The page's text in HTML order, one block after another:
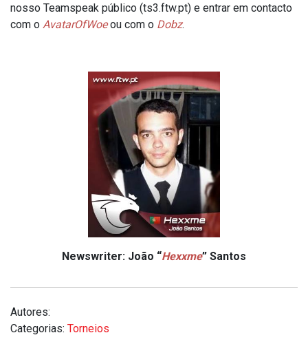
nosso Teamspeak público (ts3.ftw.pt) e entrar em contacto
com o AvatarOfWoeou com o Dobz.
Newswriter: João “Hexxme” Santos
Autores:
Categorias: Torneios